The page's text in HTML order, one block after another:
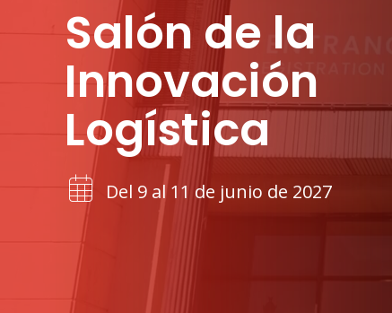
Salón de la
Innovación
Logística
Del 9 al 11 de junio de 2027